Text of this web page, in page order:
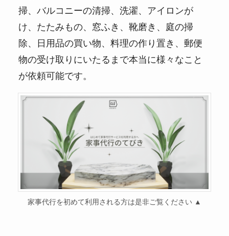
掃、バルコニーの清掃、洗濯、アイロンが
け、たたみもの、窓ふき、靴磨き、庭の掃
除、日用品の買い物、料理の作り置き、郵便
物の受け取りにいたるまで本当に様々なこと
が依頼可能です。
家事代行を初めて利用される方は是非ご覧ください ▲